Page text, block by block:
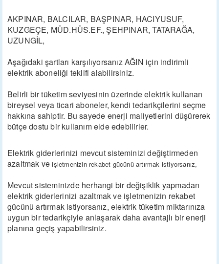
AKPINAR, BALCILAR, BAŞPINAR, HACIYUSUF,
KUZGEÇE, MÜD.HÜS.EF., ŞEHPINAR, TATARAĞA,
UZUNGİL,
Aşağıdaki şartları karşılıyorsanız AĞIN için indirimli
elektrik aboneliği teklifi alabilirsiniz.
Belirli bir tüketim seviyesinin üzerinde elektrik kullanan
bireysel veya ticari aboneler, kendi tedarikçilerini seçme
hakkına sahiptir. Bu sayede enerji maliyetlerini düşürerek
bütçe dostu bir kullanım elde edebilirler.
Elektrik giderlerinizi mevcut sisteminizi değiştirmeden
azaltmak ve işletmenizin rekabet gücünü artırmak istiyorsanız,
Mevcut sisteminizde herhangi bir değişiklik yapmadan
elektrik giderlerinizi azaltmak ve işletmenizin rekabet
gücünü artırmak istiyorsanız, elektrik tüketim miktarınıza
uygun bir tedarikçiyle anlaşarak daha avantajlı bir enerji
planına geçiş yapabilirsiniz.